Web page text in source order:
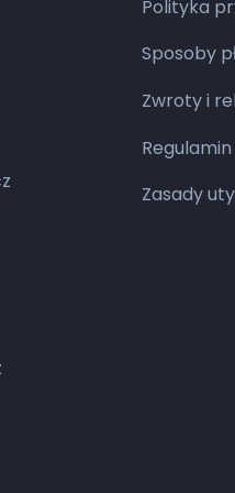
Polityka
Sposoby
Zwroty i
Zasady